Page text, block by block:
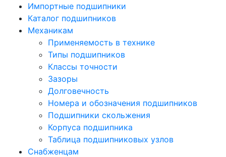
Импортные подшипники
Каталог подшипников
Механикам
Применяемость в технике
Типы подшипников
Классы точности
Зазоры
Долговечность
Номера и обозначения подшипников
Подшипники скольжения
Корпуса подшипника
Таблица подшипниковых узлов
Снабженцам